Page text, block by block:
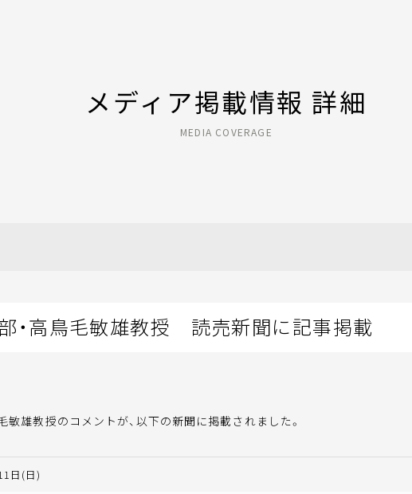
メディア掲載情報 詳細
MEDIA COVERAGE
・高鳥毛敏雄教授 読売新聞に記事掲載
敏雄教授のコメントが、以下の新聞に掲載されました。
日(日)